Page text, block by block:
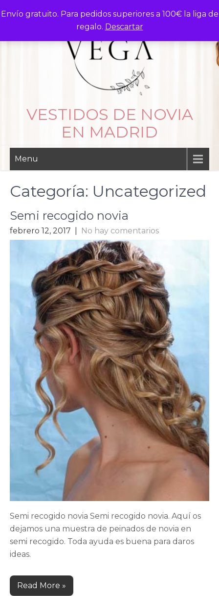
Envío gratuito. Para pedidos superiores a 100€ la liga de
regalo. Descartar
to
VESTIDOS DE NOVIA
EN MADRID
Menu
Categoría: Uncategorized
Semi recogido novia
febrero 12, 2017 No hay comentarios
Semi recogido novia Semi recogido novia. Aquí os
dejamos una muestra de peinados de novia en
semi recogido. Toda ayuda es buena para daros
ideas.
Read More »